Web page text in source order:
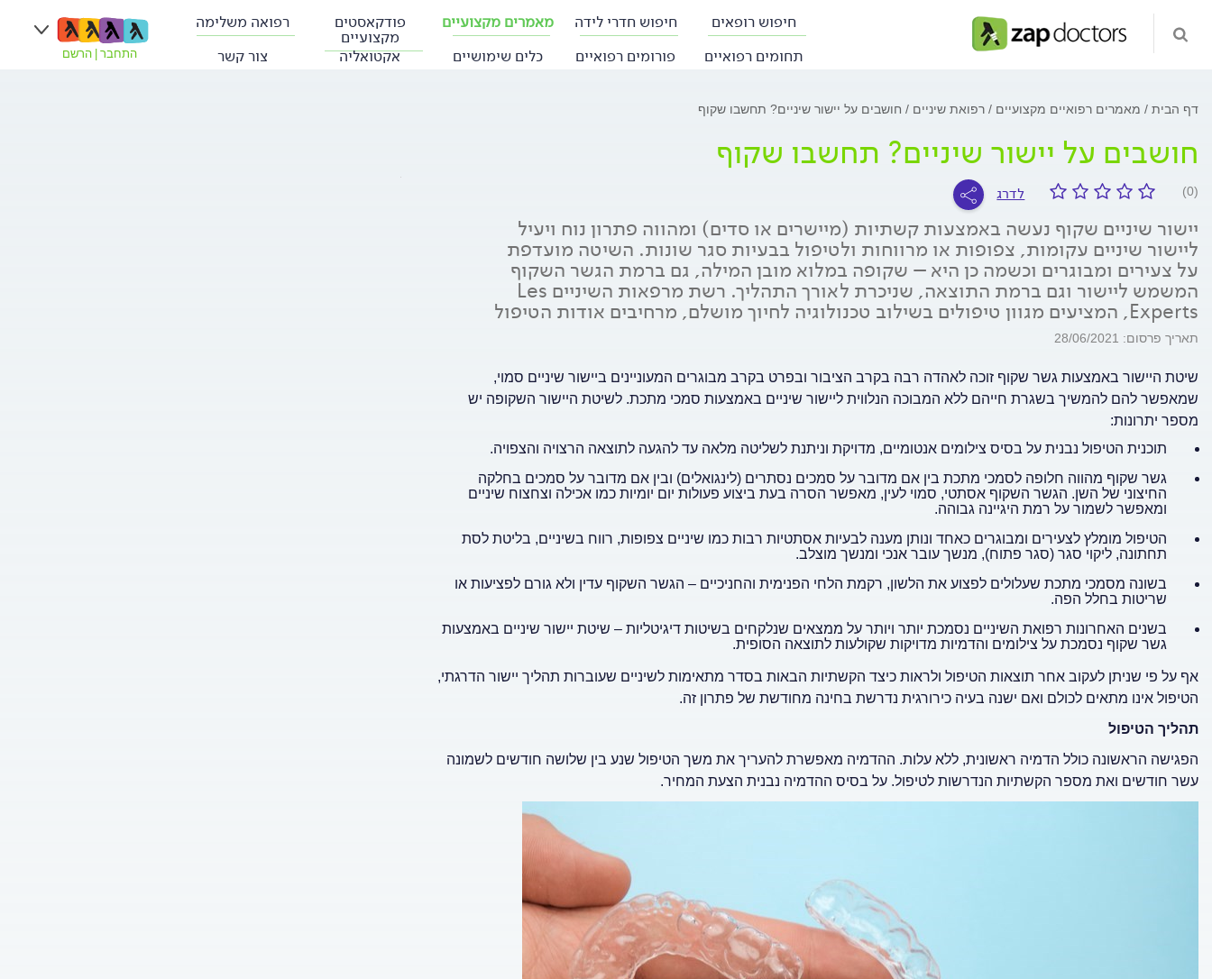
חיפוש רופאים חיפוש חדרי לידה מאמרים מקצועיים פודקאסטים
מקצועיים
רפואה משלימה
תחומים רפואיים
פורומים רפואיים כלים שימושיים אקטואליה צור קשר התחבר הרשם
דף הבית מאמרים רפואיים מקצועיים רפואת שיניים חושבים על יישור שיניים? תחשבו שקוף
חושבים על יישור שיניים? תחשבו שקוף
(0) לדרג
יישור שיניים שקוף נעשה באמצעות קשתיות (מיישרים או סדים) ומהווה פתרון נוח ויעיל
ליישור שיניים עקומות, צפופות או מרווחות ולטיפול בבעיות סגר שונות. השיטה מועדפת
על צעירים ומבוגרים וכשמה כן היא – שקופה במלוא מובן המילה, גם ברמת הגשר השקוף
המשמש ליישור וגם ברמת התוצאה, שניכרת לאורך התהליך. רשת מרפאות השיניים Les
Experts, המציעים מגוון טיפולים בשילוב טכנולוגיה לחיוך מושלם, מרחיבים אודות הטיפול
תאריך פרסום: 28/06/2021
שיטת היישור באמצעות גשר שקוף זוכה לאהדה רבה בקרב הציבור ובפרט בקרב מבוגרים המעוניינים ביישור שיניים סמוי,
שמאפשר להם להמשיך בשגרת חייהם ללא המבוכה הנלווית ליישור שיניים באמצעות סמכי מתכת. לשיטת היישור השקופה יש
מספר יתרונות:
תוכנית הטיפול נבנית על בסיס צילומים אנטומיים, מדויקת וניתנת לשליטה מלאה עד להגעה לתוצאה הרצויה והצפויה.
גשר שקוף מהווה חלופה לסמכי מתכת בין אם מדובר על סמכים נסתרים (לינגואלים) ובין אם מדובר על סמכים בחלקה
החיצוני של השן. הגשר השקוף אסתטי, סמוי לעין, מאפשר הסרה בעת ביצוע פעולות יום יומיות כמו אכילה וצחצוח שיניים
ומאפשר לשמור על רמת היגיינה גבוהה.
הטיפול מומלץ לצעירים ומבוגרים כאחד ונותן מענה לבעיות אסתטיות רבות כמו שיניים צפופות, רווח בשיניים, בליטת לסת
תחתונה, ליקוי סגר (סגר פתוח), מנשך עובר אנכי ומנשך מוצלב.
בשונה מסמכי מתכת שעלולים לפצוע את הלשון, רקמת הלחי הפנימית והחניכיים – הגשר השקוף עדין ולא גורם לפציעות או
שריטות בחלל הפה.
בשנים האחרונות רפואת השיניים נסמכת יותר ויותר על ממצאים שנלקחים בשיטות דיגיטליות – שיטת יישור שיניים באמצעות
גשר שקוף נסמכת על צילומים והדמיות מדויקות שקולעות לתוצאה הסופית.
אף על פי שניתן לעקוב אחר תוצאות הטיפול ולראות כיצד הקשתיות הבאות בסדר מתאימות לשיניים שעוברות תהליך יישור הדרגתי,
הטיפול אינו מתאים לכולם ואם ישנה בעיה כירורגית נדרשת בחינה מחודשת של פתרון זה.
תהליך הטיפול
הפגישה הראשונה כולל הדמיה ראשונית, ללא עלות. ההדמיה מאפשרת להעריך את משך הטיפול שנע בין שלושה חודשים לשמונה
עשר חודשים ואת מספר הקשתיות הנדרשות לטיפול. על בסיס ההדמיה נבנית הצעת המחיר.